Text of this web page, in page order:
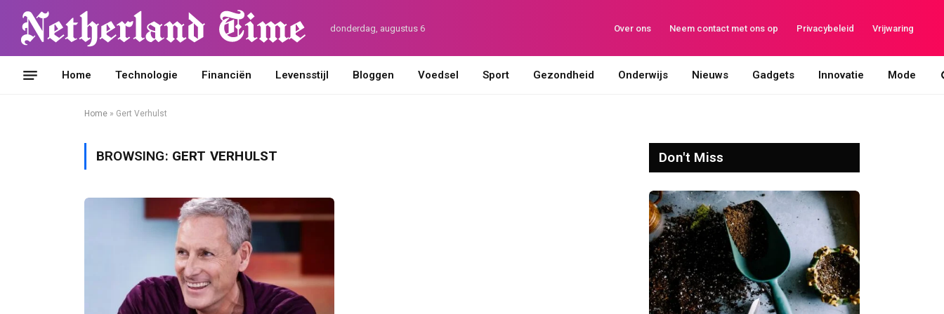
donderdag, augustus 6 Over ons Neem contact met ons op Privacybeleid Vrijwaring
Home Technologie Financiën Levensstijl Bloggen Voedsel Sport Gezondheid Onderwijs Nieuws Gadgets Innovatie Mode
Home » Gert Verhulst
BROWSING: GERT VERHULST Don't Miss